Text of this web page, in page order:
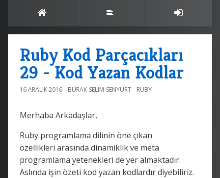
Ruby Kod Parçacıkları
29 - Kod Yazan Kodlar
16 ARALIK 2016 BURAK-SELIM-SENYURT RUBY
Merhaba Arkadaşlar,
Ruby programlama dilinin öne çıkan
özellikleri arasında dinamiklik ve meta
programlama yetenekleri de yer almaktadır.
Aslında işin özeti kod yazan kodlardır diyebiliriz.